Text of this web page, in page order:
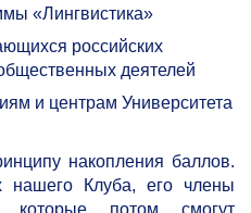
«Лингвистика»
российских
деятелей
и центрам Университета
накопления баллов.
нашего Клуба, его члены
которые потом смогут